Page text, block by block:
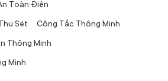
Toàn Điện
Sét Công Tắc Thông Minh
Thông Minh
Minh